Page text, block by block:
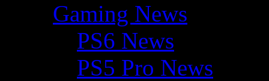
Gaming News
PS6 News
PS5 Pro News